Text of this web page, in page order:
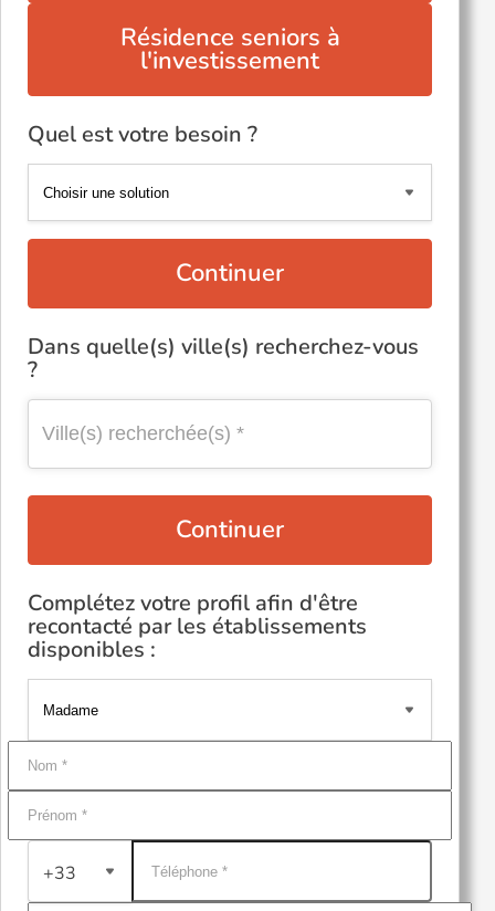
Résidence seniors à
l'investissement
Quel est votre besoin ?
Continuer
Dans quelle(s) ville(s) recherchez-vous
?
Continuer
Complétez votre profil afin d'être
recontacté par les établissements
disponibles :
+33